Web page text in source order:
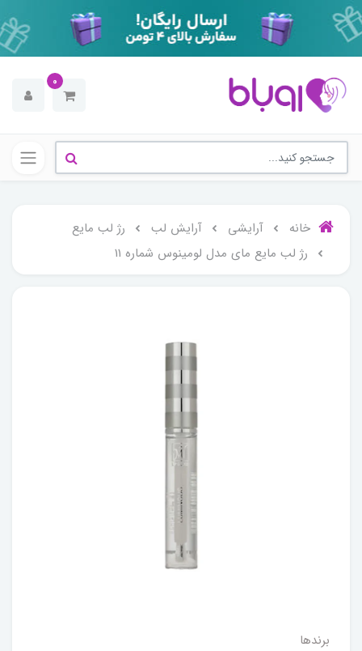
0
خانه آرایشی آرایش لب
رژ لب مایع
رژ لب مایع مای مدل لومینوس شماره 11
برندها